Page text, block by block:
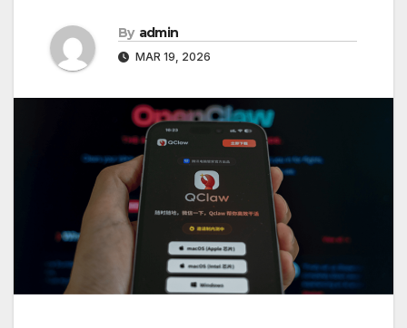
By admin
MAR 19, 2026